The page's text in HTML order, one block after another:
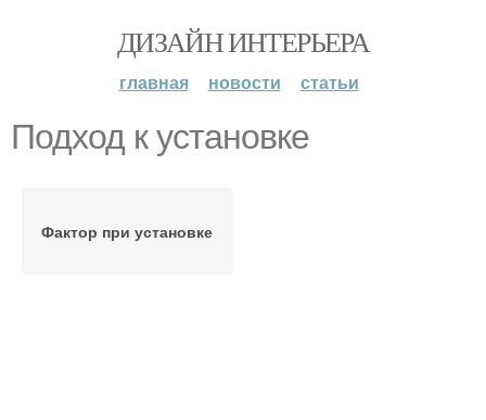
ДИЗАЙН ИНТЕРЬЕРА
главная новости статьи
Подход к установке
Фактор при установке